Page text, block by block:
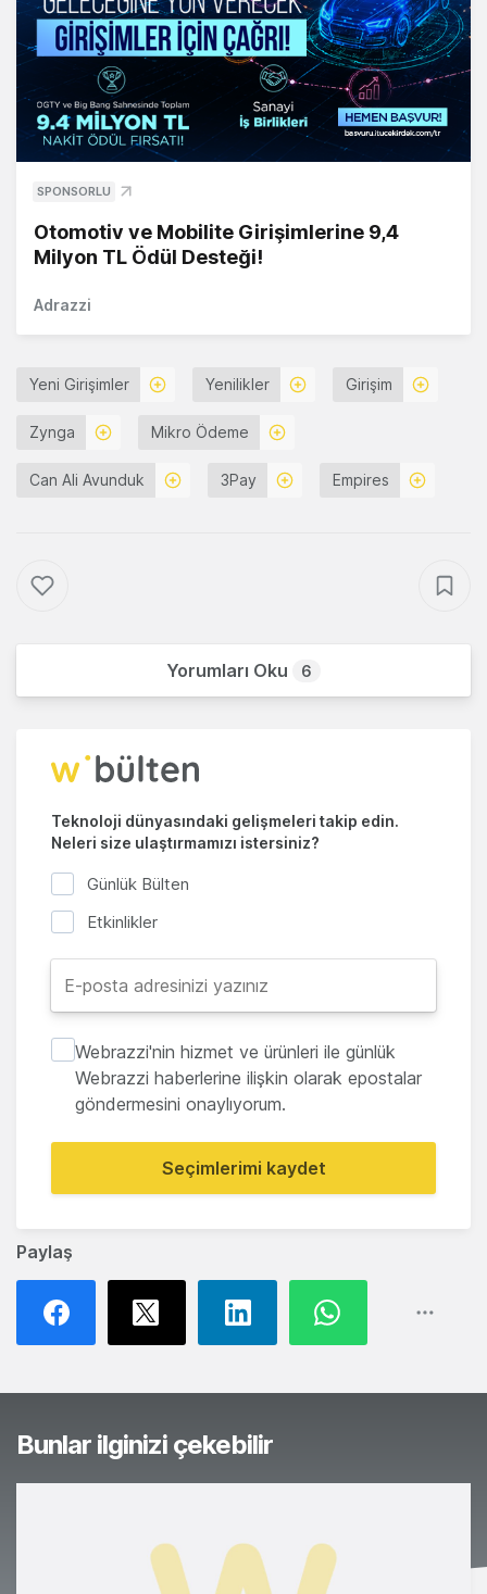
Paylaş
SPONSORLU
Otomotiv ve Mobilite Girişimlerine 9,4
Milyon TL Ödül Desteği!
Adrazzi
Yeni Girişimler Yenilikler Girişim
Zynga Mikro Ödeme
Can Ali Avunduk 3Pay Empires
Yorumları Oku 6
Teknoloji dünyasındaki gelişmeleri takip edin.
Neleri size ulaştırmamızı istersiniz?
Günlük Bülten
Etkinlikler
Webrazzi'nin hizmet ve ürünleri ile günlük
Webrazzi haberlerine ilişkin olarak epostalar
göndermesini onaylıyorum.
Seçimlerimi kaydet
Bunlar ilginizi çekebilir